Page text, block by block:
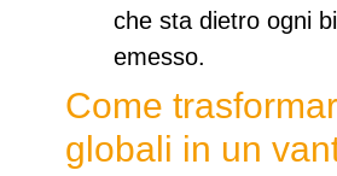
che sta dietro ogni
emesso.
Come
globali in un